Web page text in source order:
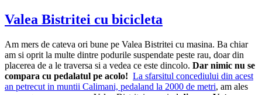
Valea Bistritei cu bicicleta
Am mers de cateva ori bune pe Valea Bistritei cu masina. Ba chiar
am si oprit la multe dintre podurile suspendate peste rau, doar din
placerea de a le traversa si a vedea ce este dincolo. Dar nimic nu se
compara cu pedalatul pe acolo! La sfarsitul concediului din acest
an petrecut in muntii Calimani, pedaland la 2000 de metri, am ales